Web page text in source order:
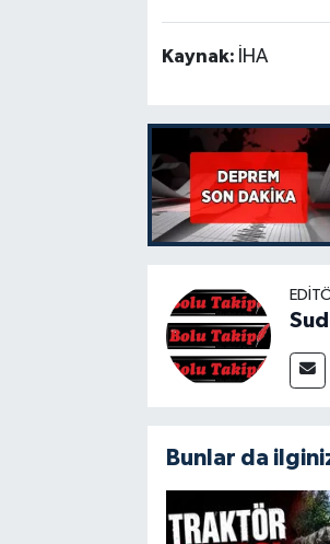
Kaynak: İHA
Bunlar da